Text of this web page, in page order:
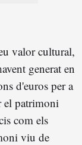
valor cultural,
generat en
d'euros per a
el patrimoni
com els
viu de